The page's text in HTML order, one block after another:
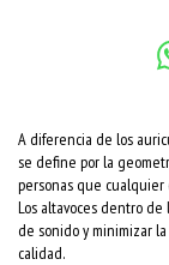
A diferencia de los
se define por la
personas que
Los altavoces dentro de
de sonido y minimizar
calidad.